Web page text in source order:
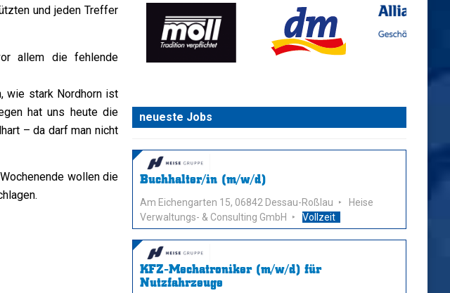
und jeden Treffer
allem die fehlende
wie stark Nordhorn ist
hat uns heute die
– da darf man nicht
wollen die
neueste Jobs
Buchhalter/in (m/w/d)
Am Eichengarten 15, 06842 Dessau-Roßlau
Heise
Verwaltungs- & Consulting GmbH
Vollzeit
KFZ-Mechatroniker (m/w/d) für
Nutzfahrzeuge